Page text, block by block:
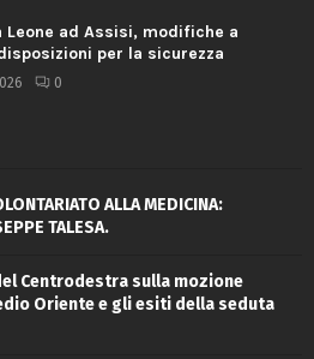
Leone ad Assisi, modifiche a
per la sicurezza
0
ALLA MEDICINA:
TALESA.
Centrodestra sulla mozione
Oriente e gli esiti della seduta